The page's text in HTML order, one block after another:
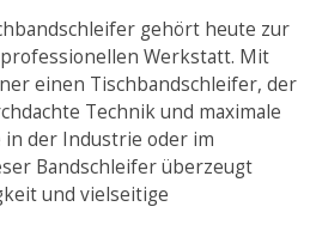
gehört heute zur
Werkstatt. Mit
einen Tischbandschleifer, der
Technik und maximale
in der Industrie oder im
Bandschleifer überzeugt
und vielseitige